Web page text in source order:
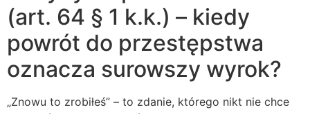
(art. 64 § 1 k.k.) – kiedy
powrót do przestępstwa
oznacza surowszy wyrok?
„Znowu to zrobiłeś” – to zdanie, którego nikt nie chce